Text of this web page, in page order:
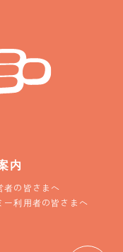
内
者の皆さまへ
ー利用者の皆さまへ